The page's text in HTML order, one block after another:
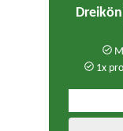
1x